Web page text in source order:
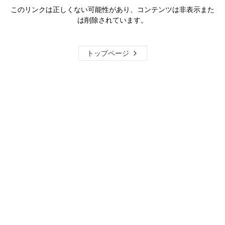
このリンクは正しくない可能性があり、コンテンツは非表示また
は削除されています。
トップページ